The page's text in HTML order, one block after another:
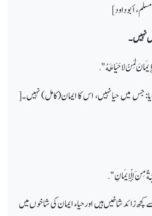
، أبو داود]
نہیں۔
لِمَنْ لا حَيَاءَ لَهُ ".
جس میں حیا نہیں، اس کا ایمان(کامل) نہیں۔[
مِنَ الْإِيمَانِ ".
زائد شاخیں ہیں اور حیاء ایمان کی شاخوں میں